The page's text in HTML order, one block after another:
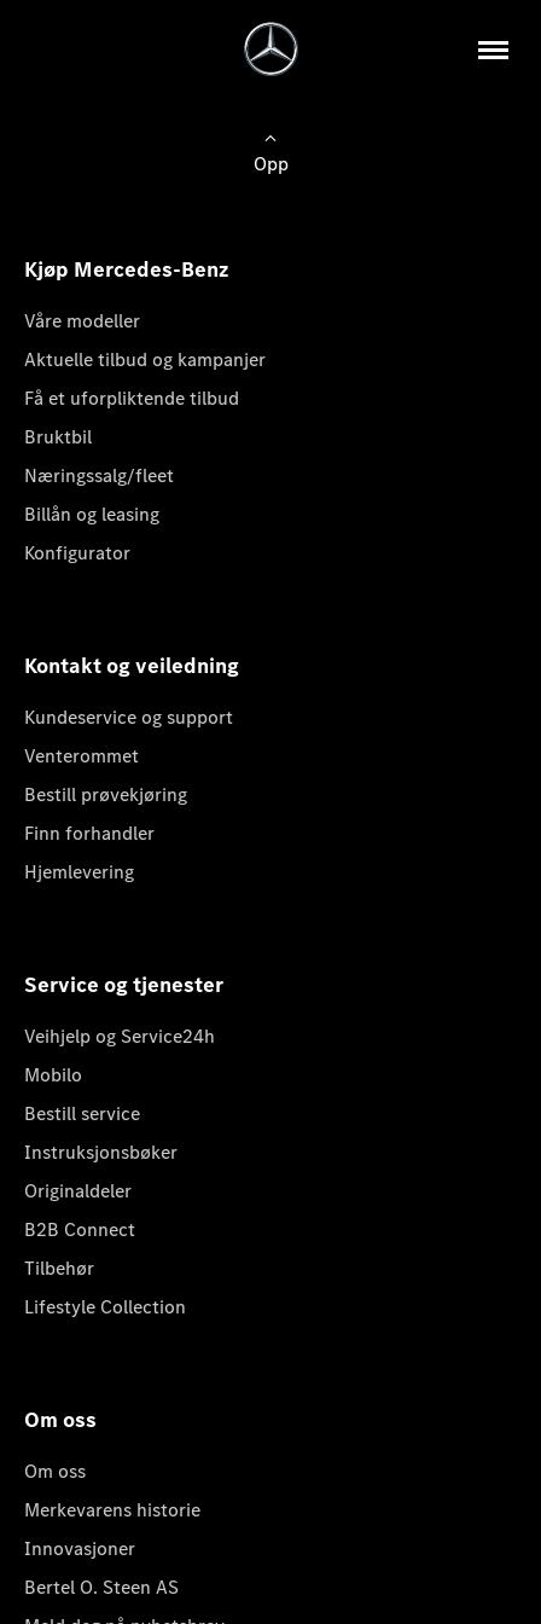
Opp
Kjøp Mercedes-Benz
Våre modeller
Aktuelle tilbud og kampanjer
Få et uforpliktende tilbud
Bruktbil
Næringssalg/fleet
Billån og leasing
Konfigurator
Kontakt og veiledning
Kundeservice og support
Venterommet
Bestill prøvekjøring
Finn forhandler
Hjemlevering
Service og tjenester
Veihjelp og Service24h
Mobilo
Bestill service
Instruksjonsbøker
Originaldeler
B2B Connect
Tilbehør
Lifestyle Collection
Om oss
Om oss
Merkevarens historie
Innovasjoner
Bertel O. Steen AS